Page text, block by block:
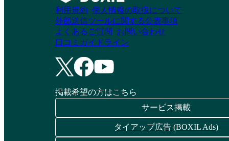
ジンジャー勤怠
資料請求リストに追加
マネーフォワード ク
ラウド勤怠Plus
COMPANY勤怠管理 楽楽勤怠
資料請求リストに追加
利用規約 個人情報の取扱について
外部送信ツールに関する公表事項
よくあるご質問
お問い合わせ
口コミガイドライン
掲載希望の方はこちら
サービス掲載
タイアップ広告 (BOXIL Ads)